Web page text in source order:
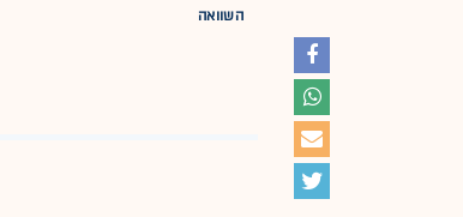
השוואה